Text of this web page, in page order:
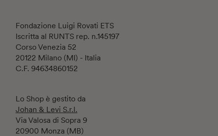
Fondazione Luigi Rovati ETS
Iscritta al RUNTS rep. n.145197
Corso Venezia 52
20122 Milano (MI) - Italia
C.F. 94634860152
Lo Shop è gestito da
Johan & Levi S.r.l.
Via Valosa di Sopra 9
20900 Monza (MB)